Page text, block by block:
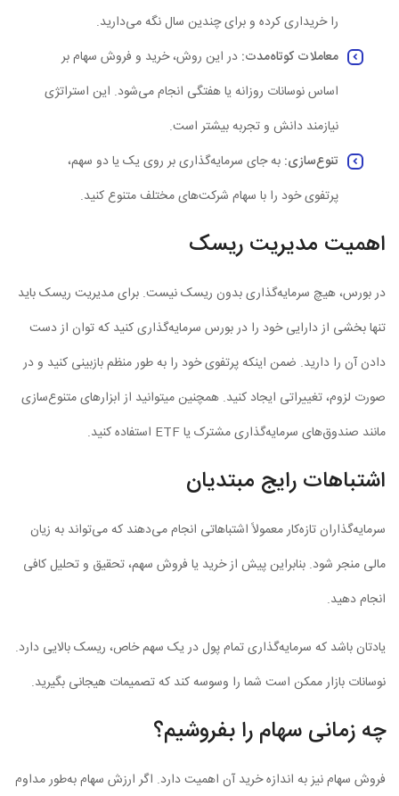
را خریداری کرده و برای چندین سال نگه می‌دارید.
معاملات کوتاه‌مدت: در این روش، خرید و فروش سهام بر
اساس نوسانات روزانه یا هفتگی انجام می‌شود. این استراتژی
نیازمند دانش و تجربه بیشتر است.
تنوع‌سازی: به جای سرمایه‌گذاری بر روی یک یا دو سهم،
پرتفوی خود را با سهام شرکت‌های مختلف متنوع کنید.
اهمیت مدیریت ریسک
در بورس، هیچ سرمایه‌گذاری بدون ریسک نیست. برای مدیریت ریسک باید
تنها بخشی از دارایی خود را در بورس سرمایه‌گذاری کنید که توان از دست
دادن آن را دارید. ضمن اینکه پرتفوی خود را به طور منظم بازبینی کنید و در
صورت لزوم، تغییراتی ایجاد کنید. همچنین میتوانید از ابزارهای متنوع‌سازی
مانند صندوق‌های سرمایه‌گذاری مشترک یا ETF استفاده کنید.
اشتباهات رایج مبتدیان
سرمایه‌گذاران تازه‌کار معمولاً اشتباهاتی انجام می‌دهند که می‌تواند به زیان
مالی منجر شود. بنابراین پیش از خرید یا فروش سهم، تحقیق و تحلیل کافی
انجام دهید.
یادتان باشد که سرمایه‌گذاری تمام پول در یک سهم خاص، ریسک بالایی دارد.
نوسانات بازار ممکن است شما را وسوسه کند که تصمیمات هیجانی بگیرید.
چه زمانی سهام را بفروشیم؟
فروش سهام نیز به اندازه خرید آن اهمیت دارد. اگر ارزش سهام به‌طور مداوم